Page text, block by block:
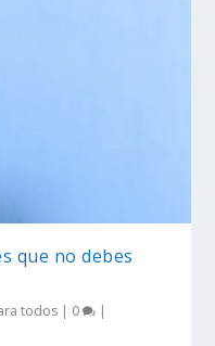
que no debes
todos | 0 |